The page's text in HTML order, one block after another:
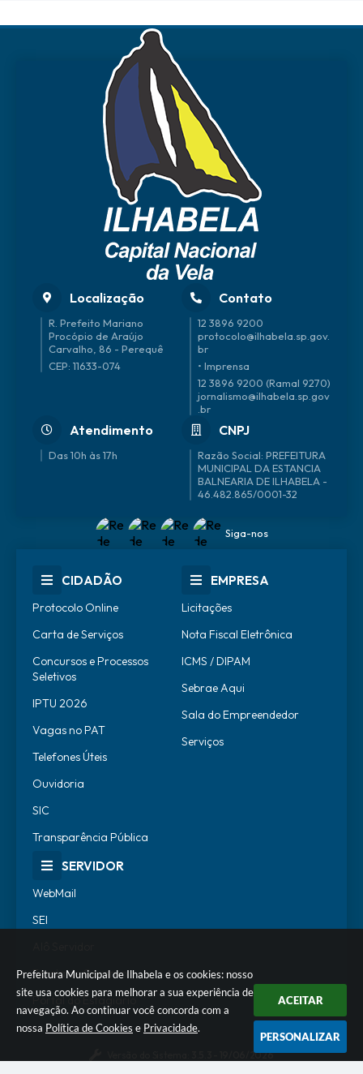
Prefeitura Municipal de Ilhabela e os cookies: nosso
site usa cookies para melhorar a sua experiência de
navegação. Ao continuar você concorda com a
nossa Política de Cookies e Privacidade.
ACEITAR
PERSONALIZAR
Localização
R. Prefeito Mariano
Procópio de Araújo
Carvalho, 86 - Perequê
CEP: 11633-074
Contato
12 3896 9200
protocolo@ilhabela.sp.gov.
br
• Imprensa
12 3896 9200 (Ramal 9270)
jornalismo@ilhabela.sp.gov
.br
Atendimento
Das 10h às 17h
CNPJ
46.482.865/0001-32
Siga-nos
CIDADÃO
Protocolo Online
Carta de Serviços
Concursos e Processos
Seletivos
IPTU 2026
Vagas no PAT
Telefones Úteis
Ouvidoria
SIC
Transparência Pública
EMPRESA
Licitações
Nota Fiscal Eletrônica
ICMS / DIPAM
Sebrae Aqui
Sala do Empreendedor
Serviços
SERVIDOR
WebMail
SEI
Escola de Governo
Portal do Estagiário
3.5.3 - 19/06/2026